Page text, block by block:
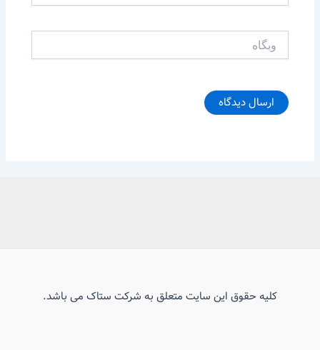
کلیه حقوق این سایت متعلق به شرکت ستاک می باشد.